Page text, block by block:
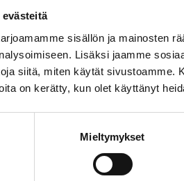
sisällön ja mainosten
Lisäksi jaamme
siitä, miten käytät sivustoamme.
on kerätty, kun olet käyttänyt
Mieltymykset
talomallisto.
toimitusvaihtoehdot ja -
laadukas yksilöllinen kotitalo, jossa
jos uusi koti minimoisi